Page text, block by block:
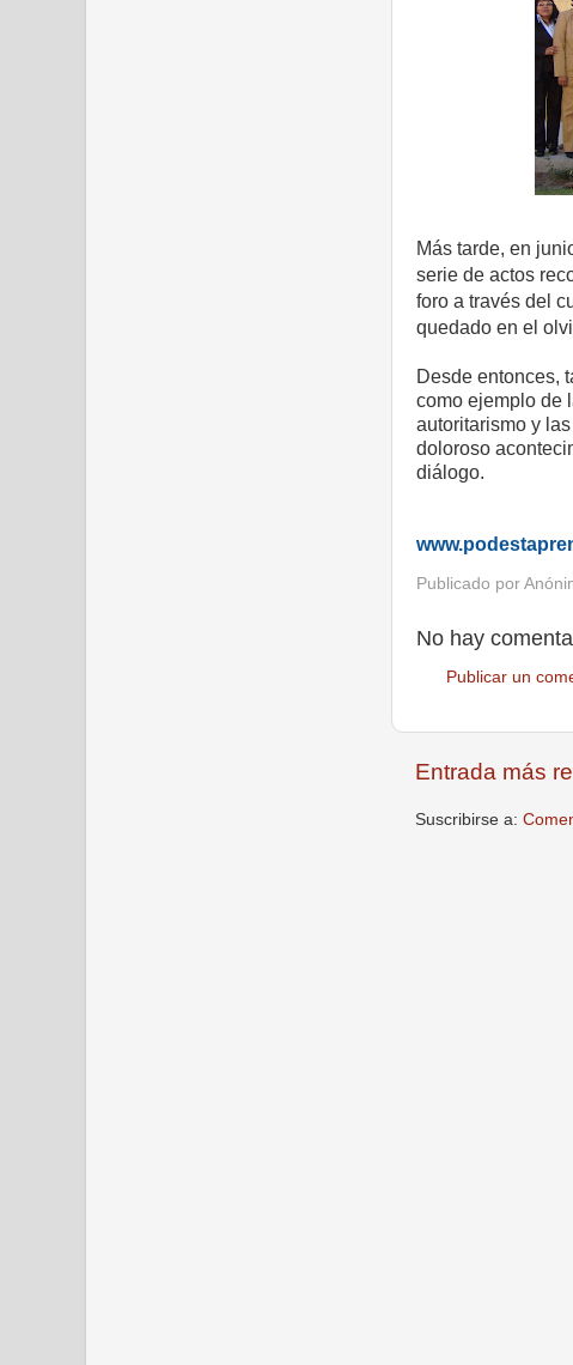
Más tarde, en
serie de actos
foro a través del
quedado en el
Desde entonces,
como ejemplo de
autoritarismo y
doloroso
diálogo.
Publicado por
No hay
Publicar un
Entrada más
Suscribirse a: